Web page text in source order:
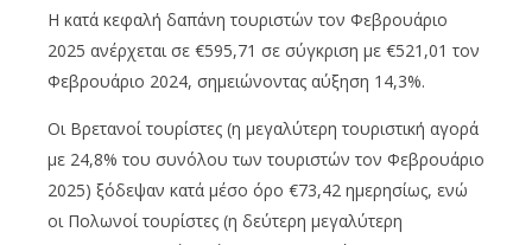
H κατά κεφαλή δαπάνη τουριστών τον Φεβρουάριο
2025 ανέρχεται σε €595,71 σε σύγκριση με €521,01 τον
Φεβρουάριο 2024, σημειώνοντας αύξηση 14,3%.
Οι Βρετανοί τουρίστες (η μεγαλύτερη τουριστική αγορά
με 24,8% του συνόλου των τουριστών τον Φεβρουάριο
2025) ξόδεψαν κατά μέσο όρο €73,42 ημερησίως, ενώ
οι Πολωνοί τουρίστες (η δεύτερη μεγαλύτερη